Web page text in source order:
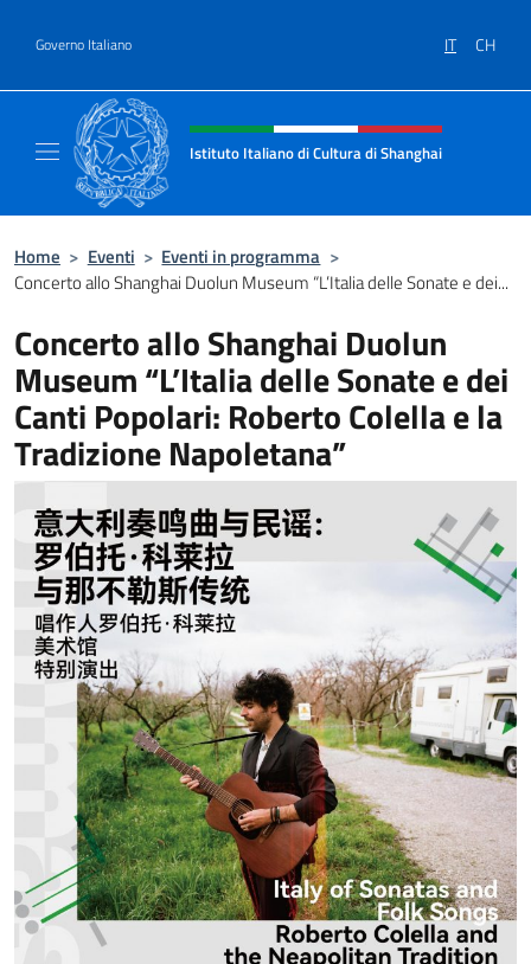
Governo Italiano IT CH
Intestazione sito, social e menù
Istituto Italiano di Cultura di Shanghai
Home > Eventi > Eventi in programma >
Concerto allo Shanghai Duolun Museum “L’Italia delle Sonate e dei...
Concerto allo Shanghai Duolun
Museum “L’Italia delle Sonate e dei
Canti Popolari: Roberto Colella e la
Tradizione Napoletana”